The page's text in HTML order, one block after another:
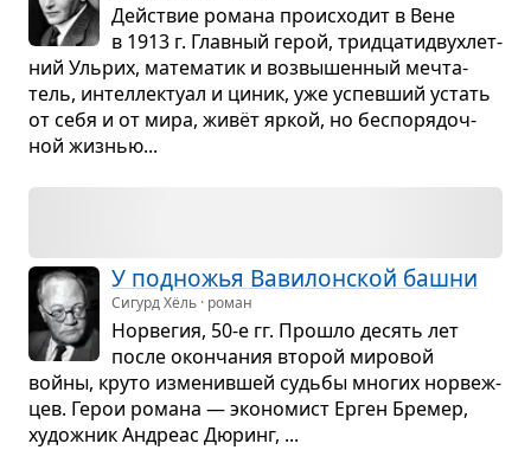
Действие романа про­ис­хо­дит в Вене
в 1913 г. Глав­ный герой, трид­ца­тидвух­лет­
ний Ульрих, мате­ма­тик и воз­вы­шен­ный меч­та­
тель, интел­лек­туал и циник, уже успев­ший устать
от себя и от мира, живёт яркой, но бес­по­ря­доч­
ной жиз­нью...
У под­но­жья Вави­лон­ской башни
Сигурд Хёль · роман
Нор­ве­гия, 50-е гг. Про­шло десять лет
после окон­ча­ния вто­рой миро­вой
войны, круто изме­нив­шей судьбы мно­гих нор­веж­
цев. Герои романа — эко­но­мист Ерген Бре­мер,
худож­ник Андреас Дюринг, ...